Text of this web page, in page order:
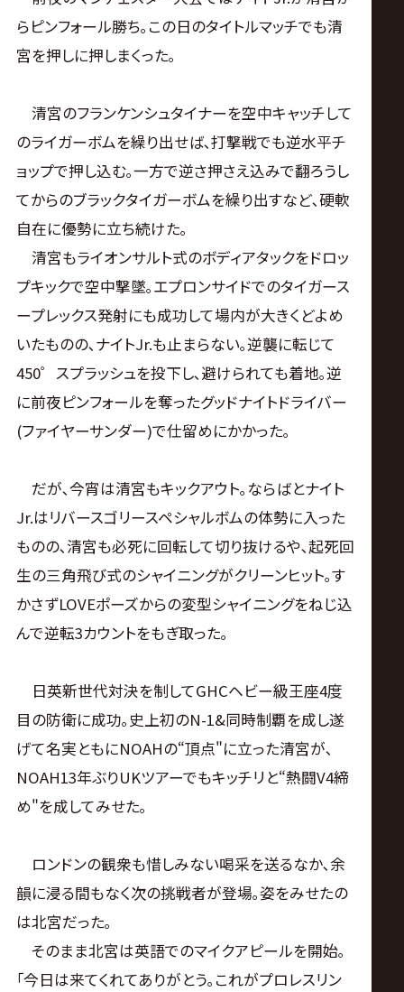
らピンフォール勝ち｡この日のタイトルマッチでも清
宮を押しに押しまくった｡
清宮のフランケンシュタイナーを空中キャッチして
のライガーボムを繰り出せば､打撃戦でも逆水平チ
ョップで押し込む｡一方で逆さ押さえ込みで翻ろうし
てからのブラックタイガーボムを繰り出すなど､硬軟
自在に優勢に立ち続けた｡
清宮もライオンサルト式のボディアタックをドロッ
プキックで空中撃墜｡エプロンサイドでのタイガース
ープレックス発射にも成功して場内が大きくどよめ
いたものの､ナイトJr.も止まらない｡逆襲に転じて
450゜スプラッシュを投下し､避けられても着地｡逆
に前夜ピンフォールを奪ったグッドナイトドライバー
(ファイヤーサンダー)で仕留めにかかった｡
だが､今宵は清宮もキックアウト｡ならばとナイト
Jr.はリバースゴリースペシャルボムの体勢に入った
ものの､清宮も必死に回転して切り抜けるや､起死回
生の三角飛び式のシャイニングがクリーンヒット｡す
かさずLOVEポーズからの変型シャイニングをねじ込
んで逆転3カウントをもぎ取った｡
日英新世代対決を制してGHCヘビー級王座4度
目の防衛に成功｡史上初のN-1&同時制覇を成し遂
げて名実ともにNOAHの“頂点"に立った清宮が､
NOAH13年ぶりUKツアーでもキッチリと“熱闘V4締
め"を成してみせた｡
ロンドンの観衆も惜しみない喝采を送るなか､余
韻に浸る間もなく次の挑戦者が登場｡姿をみせたの
は北宮だった｡
そのまま北宮は英語でのマイクアピールを開始｡
｢今日は来てくれてありがとう｡これがプロレスリン